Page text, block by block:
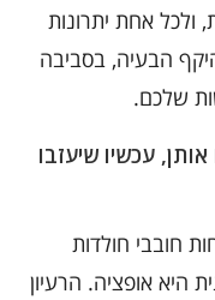
ולכל אחת יתרונות
הבעיה, בסביבה
שלכם.
עכשיו שיעזבו
חובבי חולדות
היא אופציה. הרעיון